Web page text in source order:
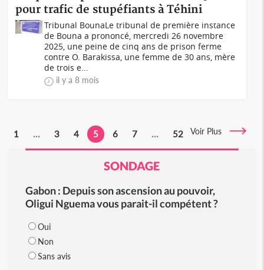
pour trafic de stupéfiants à Téhini
Tribunal BounaLe tribunal de première instance
de Bouna a prononcé, mercredi 26 novembre
2025, une peine de cinq ans de prison ferme
contre O. Barakissa, une femme de 30 ans, mère
de trois e...
il y a 8 mois
1 ... 3 4 5 6 7 ... 52 Voir Plus
SONDAGE
Gabon : Depuis son ascension au pouvoir,
Oligui Nguema vous parait-il compétent ?
Oui
Non
Sans avis